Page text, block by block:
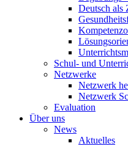
Deutsch als
Schul- und
Netzwerke
Netzwerk
Netzwerk
Evaluation
Über uns
News
Aktuelles